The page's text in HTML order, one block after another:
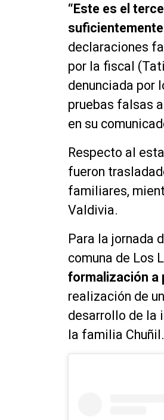
“Este es el
declaraciones
por la fiscal
denunciada por
pruebas falsas
en su
Respecto al
fueron
familiares,
Valdivia.
Para la jornada
comuna de Los
formalización a
realización de
desarrollo de la
la familia Chuñil.